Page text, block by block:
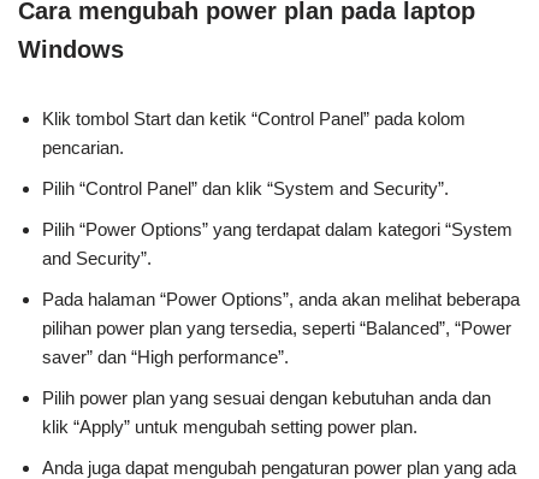
Cara mengubah power plan pada laptop
Windows
Klik tombol Start dan ketik “Control Panel” pada kolom
pencarian.
Pilih “Control Panel” dan klik “System and Security”.
Pilih “Power Options” yang terdapat dalam kategori “System
and Security”.
Pada halaman “Power Options”, anda akan melihat beberapa
pilihan power plan yang tersedia, seperti “Balanced”, “Power
saver” dan “High performance”.
Pilih power plan yang sesuai dengan kebutuhan anda dan
klik “Apply” untuk mengubah setting power plan.
Anda juga dapat mengubah pengaturan power plan yang ada